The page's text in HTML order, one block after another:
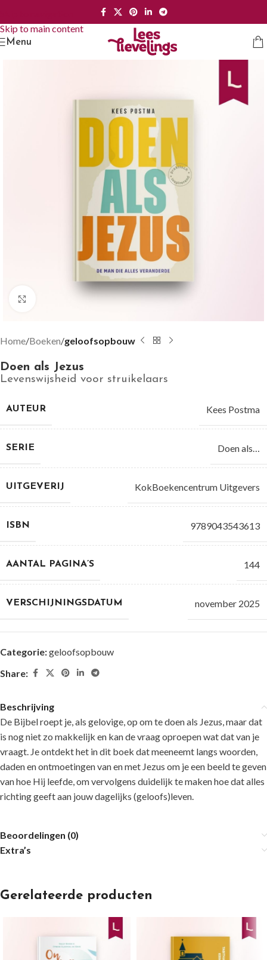
Skip to main content
Menu
Groter bekijken
Home Boeken geloofsopbouw
Doen als Jezus
Levenswijsheid voor struikelaars
AUTEUR Kees Postma
SERIE Doen als…
UITGEVERIJ KokBoekencentrum Uitgevers
ISBN 9789043543613
AANTAL PAGINA’S 144
VERSCHIJNINGSDATUM november 2025
Categorie:geloofsopbouw
Share:
Beschrijving
De Bijbel roept je, als gelovige, op om te doen als Jezus, maar dat
is nog niet zo makkelijk en kan de vraag oproepen wat dat van je
vraagt. Je ontdekt het in dit boek dat meeneemt langs woorden,
daden en ontmoetingen van en met Jezus om je een beeld te geven
van hoe Hij leefde, om vervolgens duidelijk te maken hoe dat alles
richting geeft aan jouw dagelijks (geloofs)leven.
Beoordelingen (0)
Extra’s
Gerelateerde producten